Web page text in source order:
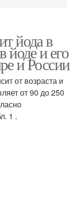
йода в
йоде и его
и России
от возраста и
от 90 до 250
1 .